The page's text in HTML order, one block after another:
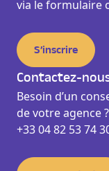
via le formulaire
S’inscrire
Contactez-
Besoin d’un
de votre agence
+33 04 82 53 74